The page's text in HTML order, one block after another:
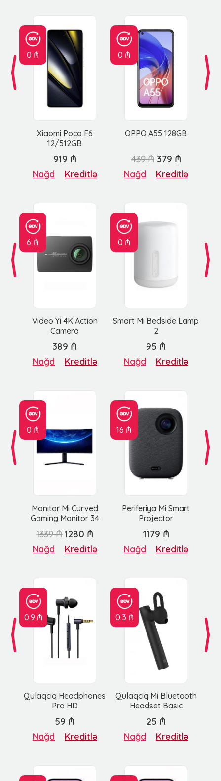
0 ₼
Xiaomi Poco F6
12/512GB
0 ₼
OPPO A55 128GB
919 ₼
Nağd Kreditlə
439 ₼ 379 ₼
Nağd Kreditlə
6 ₼
Video Yi 4K Action
Camera
0 ₼
Smart Mi Bedside Lamp
2
389 ₼
Nağd Kreditlə
95 ₼
Nağd Kreditlə
0 ₼
Monitor Mi Curved
Gaming Monitor 34
16 ₼
Periferiya Mi Smart
Projector
1339 ₼ 1280 ₼
Nağd Kreditlə
1179 ₼
Nağd Kreditlə
0.9 ₼
Qulaqcıq Headphones
Pro HD
0.3 ₼
Qulaqcıq Mi Bluetooth
Headset Basic
59 ₼
Nağd Kreditlə
25 ₼
Nağd Kreditlə